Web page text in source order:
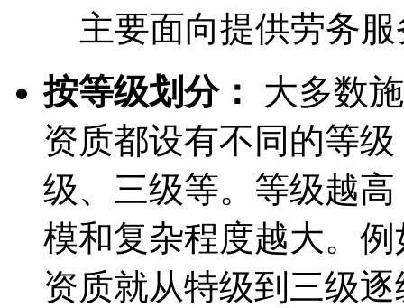
主要面向提供劳务
按等级划分：
大多数
资质都设有不同的等
级、三级等。等级越
模和复杂程度越大。
资质就从特级到三级